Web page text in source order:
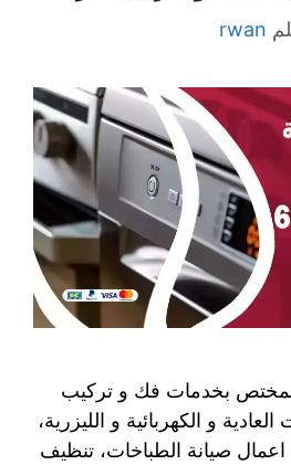
rwan
بخدمات فك و تركيب
و الكهربائية و الليزرية،
صيانة الطباخات، تنظيف